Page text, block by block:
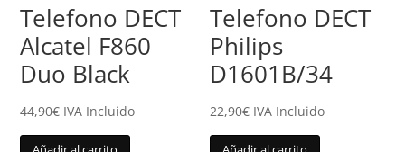
Telefono DECT
Alcatel F860
Duo Black
44,90€ IVA Incluido
Telefono DECT
Philips
D1601B/34
22,90€ IVA Incluido